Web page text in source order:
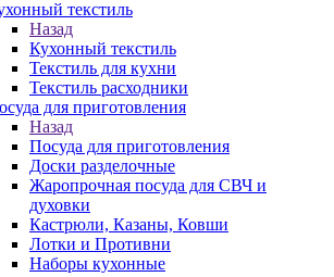
текстиль
Назад
Кухонный текстиль
Текстиль для кухни
Текстиль расходники
для приготовления
Назад
Посуда для приготовления
Доски разделочные
Жаропрочная посуда для СВЧ и
духовки
Кастрюли, Казаны, Ковши
Лотки и Противни
Наборы кухонные